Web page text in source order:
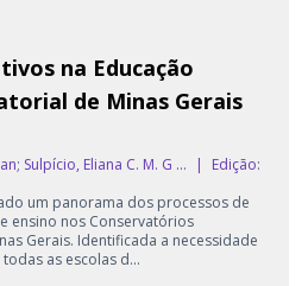
na Educação
de Minas Gerais
Sulpício, Eliana C. M. G ... |
Edição:
um panorama dos processos de
ensino nos Conservatórios
Gerais. Identificada a necessidade
as escolas d...